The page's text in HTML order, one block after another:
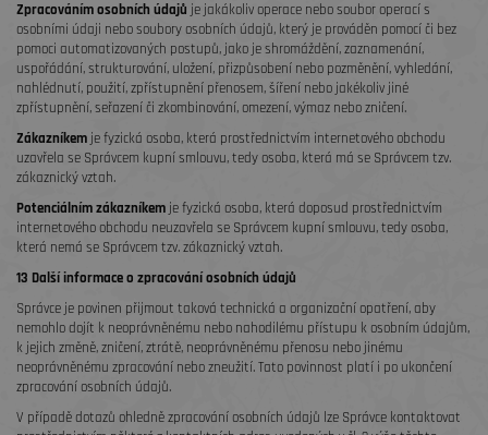
Zpracováním osobních údajů je jakákoliv operace nebo soubor operací s
osobními údaji nebo soubory osobních údajů, který je prováděn pomocí či bez
pomoci automatizovaných postupů, jako je shromáždění, zaznamenání,
uspořádání, strukturování, uložení, přizpůsobení nebo pozměnění, vyhledání,
nahlédnutí, použití, zpřístupnění přenosem, šíření nebo jakékoliv jiné
zpřístupnění, seřazení či zkombinování, omezení, výmaz nebo zničení.
Zákazníkem je fyzická osoba, která prostřednictvím internetového obchodu
uzavřela se Správcem kupní smlouvu, tedy osoba, která má se Správcem tzv.
zákaznický vztah.
Potenciálním zákazníkem je fyzická osoba, která doposud prostřednictvím
internetového obchodu neuzavřela se Správcem kupní smlouvu, tedy osoba,
která nemá se Správcem tzv. zákaznický vztah.
13 Další informace o zpracování osobních údajů
Správce je povinen přijmout taková technická a organizační opatření, aby
nemohlo dojít k neoprávněnému nebo nahodilému přístupu k osobním údajům,
k jejich změně, zničení, ztrátě, neoprávněnému přenosu nebo jinému
neoprávněnému zpracování nebo zneužití. Tato povinnost platí i po ukončení
zpracování osobních údajů.
V případě dotazů ohledně zpracování osobních údajů lze Správce kontaktovat